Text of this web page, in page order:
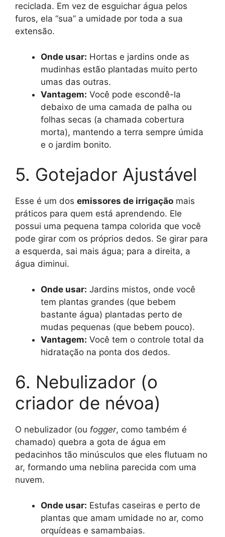
reciclada. Em vez de esguichar água pelos
furos, ela “sua” a umidade por toda a sua
extensão.
Onde usar: Hortas e jardins onde as
mudinhas estão plantadas muito perto
umas das outras.
Vantagem: Você pode escondê-la
debaixo de uma camada de palha ou
folhas secas (a chamada cobertura
morta), mantendo a terra sempre úmida
e o jardim bonito.
5. Gotejador Ajustável
Esse é um dos emissores de irrigação mais
práticos para quem está aprendendo. Ele
possui uma pequena tampa colorida que você
pode girar com os próprios dedos. Se girar para
a esquerda, sai mais água; para a direita, a
água diminui.
Onde usar: Jardins mistos, onde você
tem plantas grandes (que bebem
bastante água) plantadas perto de
mudas pequenas (que bebem pouco).
Vantagem: Você tem o controle total da
hidratação na ponta dos dedos.
6. Nebulizador (o
criador de névoa)
O nebulizador (ou fogger, como também é
chamado) quebra a gota de água em
pedacinhos tão minúsculos que eles flutuam no
ar, formando uma neblina parecida com uma
nuvem.
Onde usar: Estufas caseiras e perto de
plantas que amam umidade no ar, como
orquídeas e samambaias.